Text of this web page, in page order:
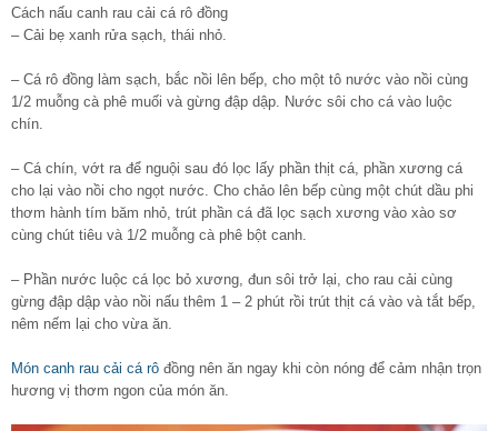
Cách nấu canh rau cải cá rô đồng
– Cải bẹ xanh rửa sạch, thái nhỏ.
– Cá rô đồng làm sạch, bắc nồi lên bếp, cho một tô nước vào nồi cùng
1/2 muỗng cà phê muối và gừng đập dập. Nước sôi cho cá vào luộc
chín.
– Cá chín, vớt ra để nguội sau đó lọc lấy phần thịt cá, phần xương cá
cho lại vào nồi cho ngọt nước. Cho chảo lên bếp cùng một chút dầu phi
thơm hành tím băm nhỏ, trút phần cá đã lọc sạch xương vào xào sơ
cùng chút tiêu và 1/2 muỗng cà phê bột canh.
– Phần nước luộc cá lọc bỏ xương, đun sôi trở lại, cho rau cải cùng
gừng đập dập vào nồi nấu thêm 1 – 2 phút rồi trút thịt cá vào và tắt bếp,
nêm nếm lại cho vừa ăn.
Món canh rau cải cá rô đồng nên ăn ngay khi còn nóng để cảm nhận trọn
hương vị thơm ngon của món ăn.